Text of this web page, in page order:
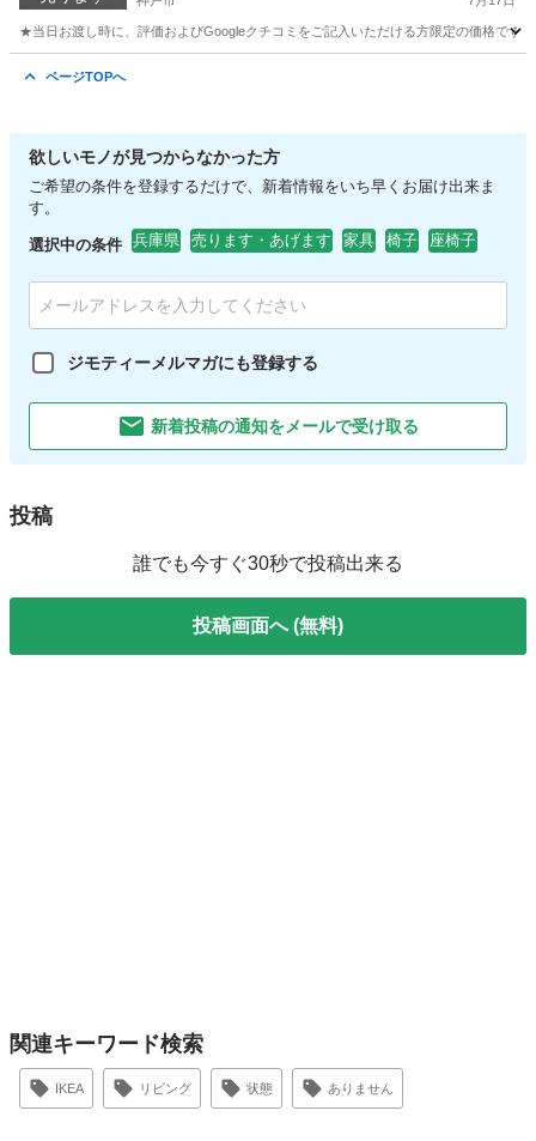
★当日お渡し時に、評価およびGoogleクチコミをご記入いただける方限定の価格です
ページTOPへ
欲しいモノが見つからなかった方
ご希望の条件を登録するだけで、新着情報をいち早くお届け出来ま
す。
選択中の条件 兵庫県 売ります・あげます 家具 椅子 座椅子
ジモティーメルマガにも登録する
新着投稿の通知をメールで受け取る
投稿
誰でも今すぐ30秒で投稿出来る
投稿画面へ (無料)
関連キーワード検索
IKEA リビング 状態 ありません